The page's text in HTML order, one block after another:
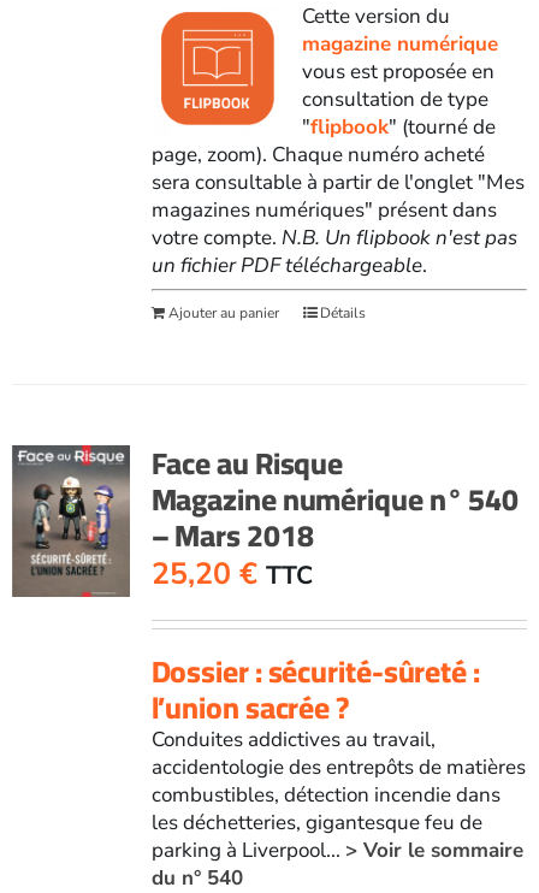
Cette version du
magazine numérique
vous est proposée en
consultation de type
"flipbook" (tourné de
page, zoom). Chaque numéro acheté
sera consultable à partir de l'onglet "Mes
magazines numériques" présent dans
votre compte. N.B. Un flipbook n'est pas
un fichier PDF téléchargeable.
Ajouter au panier Détails
Face au Risque
Magazine numérique n° 540
– Mars 2018
25,20 € TTC
Dossier : sécurité-sûreté :
l’union sacrée ?
Conduites addictives au travail,
accidentologie des entrepôts de matières
combustibles, détection incendie dans
les déchetteries, gigantesque feu de
parking à Liverpool... > Voir le sommaire
du n° 540